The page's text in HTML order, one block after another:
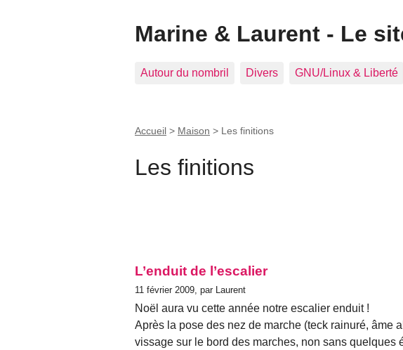
Marine & Laurent - Le
Autour du nombril Divers GNU/Linux & Liberté
Accueil > Maison > Les finitions
Les finitions
L’enduit de l’escalier
11 février 2009, par Laurent
Noël aura vu cette année notre escalier enduit !
Après la pose des nez de marche (teck rainuré, âme
vissage sur le bord des marches, non sans quelques